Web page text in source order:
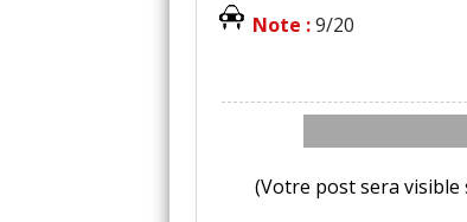
Note :9/20
(Votre post sera visible